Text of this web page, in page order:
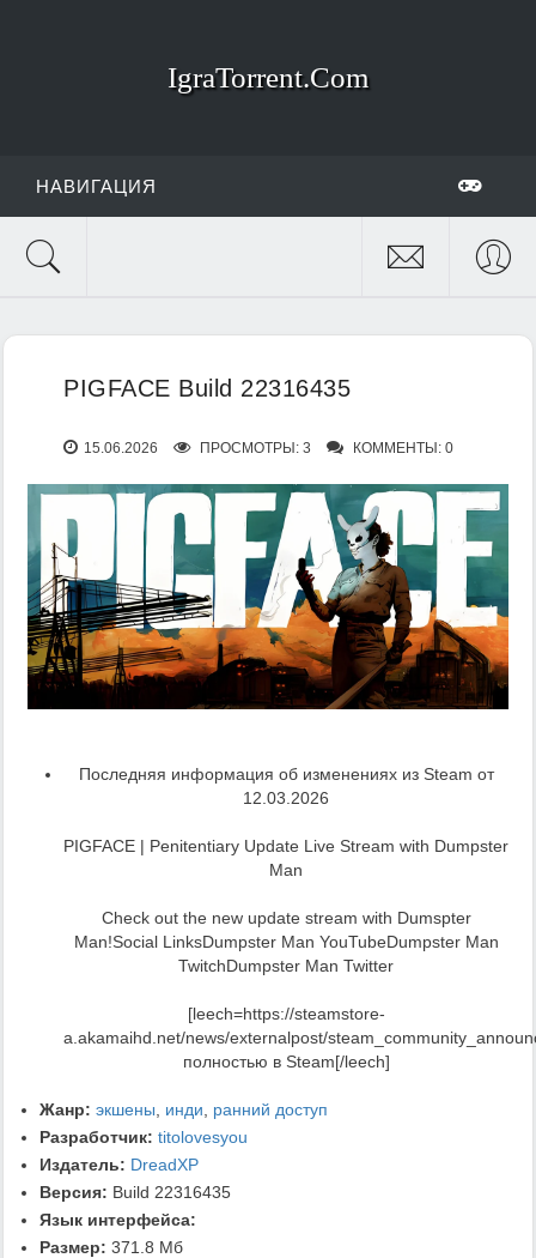
IgraTorrent.Com
НАВИГАЦИЯ
PIGFACE Build 22316435
15.06.2026 ПРОСМОТРЫ: 3 КОММЕНТЫ: 0
Последняя информация об изменениях из Steam от
12.03.2026
PIGFACE | Penitentiary Update Live Stream with Dumpster
Man
Check out the new update stream with Dumspter
Man!Social LinksDumpster Man YouTubeDumpster Man
TwitchDumpster Man Twitter
[leech=https://steamstore-
a.akamaihd.net/news/externalpost/
полностью в Steam[/leech]
Жанр: экшены инди
ранний доступ
Разработчик: titolovesyou
Издатель: DreadXP
Версия: Build 22316435
Язык интерфейса:
Размер: 371.8 Мб